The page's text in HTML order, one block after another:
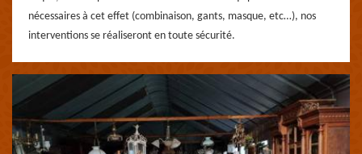
nécessaires à cet effet (combinaison, gants, masque, etc…), nos
interventions se réaliseront en toute sécurité.